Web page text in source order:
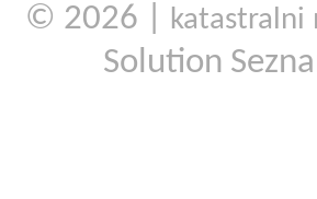
© 2026 |
katastralni
Solution